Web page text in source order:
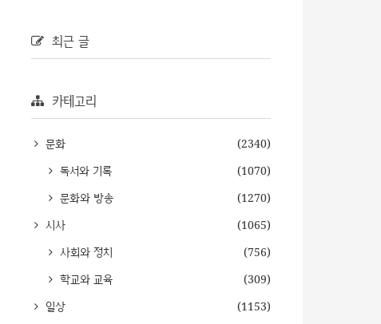
최근 글
카테고리
문화
(2340)
독서와 기록
(1070)
문화와 방송
(1270)
시사
(1065)
사회와 정치
(756)
학교와 교육
(309)
일상
(1153)